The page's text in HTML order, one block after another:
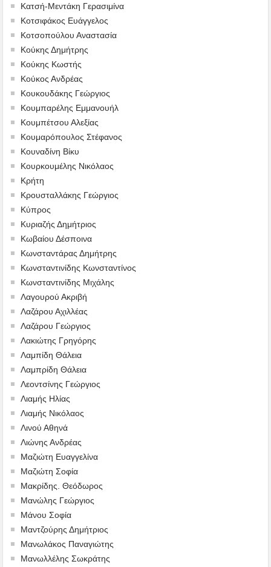
Κατσή-Μεντάκη Γερασιμίνα
Κοτσιφάκος Ευάγγελος
Κοτσοπούλου Αναστασία
Κούκης Δημήτρης
Κούκης Κωστής
Κούκος Ανδρέας
Κουκουδάκης Γεώργιος
Κουμπαρέλης Εμμανουήλ
Κουμπέτσου Αλεξίας
Κουμαρόπουλος Στέφανος
Κουναδίνη Βίκυ
Κουρκουμέλης Νικόλαος
Κρήτη
Κρουσταλλάκης Γεώργιος
Κύπρος
Κυριαζής Δημήτριος
Κωβαίου Δέσποινα
Κωνσταντάρας Δημήτρης
Κωνσταντινίδης Κωνσταντίνος
Κωνσταντινίδης Μιχάλης
Λαγουρού Ακριβή
Λαζάρου Αχιλλέας
Λαζάρου Γεώργιος
Λακιώτης Γρηγόρης
Λαμπίδη Θάλεια
Λαμπρίδη Θάλεια
Λεοντσίνης Γεώργιος
Λιαμής Ηλίας
Λιαμής Νικόλαος
Λινού Αθηνά
Λιώνης Ανδρέας
Μαζιώτη Ευαγγελίνα
Μαζιώτη Σοφία
Μακρίδης. Θεόδωρος
Μανώλης Γεώργιος
Μάνου Σοφία
Μαντζούρης Δημήτριος
Μανωλάκος Παναγιώτης
Μανωλλέλης Σωκράτης